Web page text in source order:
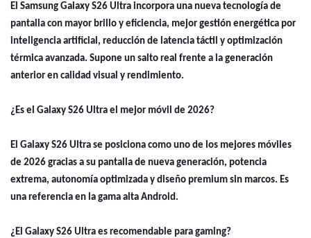
El Samsung Galaxy S26 Ultra incorpora una nueva tecnología de
pantalla con mayor brillo y eficiencia, mejor gestión energética por
inteligencia artificial, reducción de latencia táctil y optimización
térmica avanzada. Supone un salto real frente a la generación
anterior en calidad visual y rendimiento.
¿Es el Galaxy S26 Ultra el mejor móvil de 2026?
El Galaxy S26 Ultra se posiciona como uno de los mejores móviles
de 2026 gracias a su pantalla de nueva generación, potencia
extrema, autonomía optimizada y diseño premium sin marcos. Es
una referencia en la gama alta Android.
¿El Galaxy S26 Ultra es recomendable para gaming?